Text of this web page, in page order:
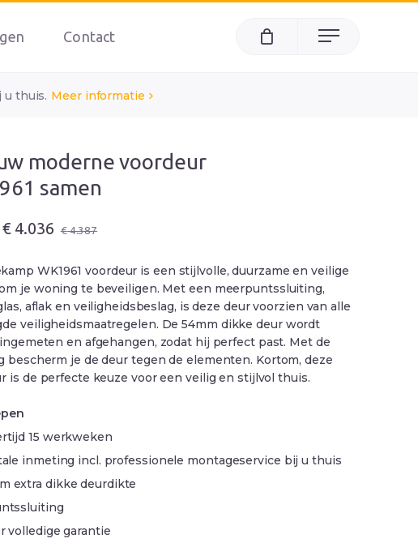
u thuis. Meer informatie
Contact Menu
moderne voordeur
samen
€4.387
€4.036
WK1961 voordeur is een stijlvolle, duurzame en veilige
je woning te beveiligen. Met een meerpuntssluiting,
aflak en veiligheidsbeslag, is deze deur voorzien van alle
veiligheidsmaatregelen. De 54mm dikke deur wordt
en afgehangen, zodat hij perfect past. Met de
bescherm je de deur tegen de elementen. Kortom, deze
is de perfecte keuze voor een veilig en stijlvol thuis.
15 werkweken
inmeting incl. professionele montageservice bij u thuis
extra dikke deurdikte
volledige garantie